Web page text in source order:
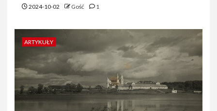
2024-10-02 Gość 1
ARTYKUŁY